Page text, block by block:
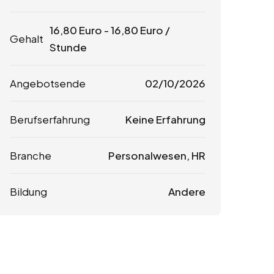
Gehalt
16,80 Euro -16,80 Euro /
Stunde
Angebotsende 02/10/2026
Berufserfahrung Keine Erfahrung
Branche Personalwesen, HR
Bildung Andere